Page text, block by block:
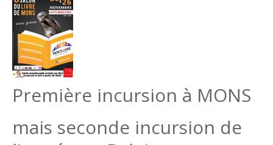
Première incursion à MONS
mais seconde incursion de